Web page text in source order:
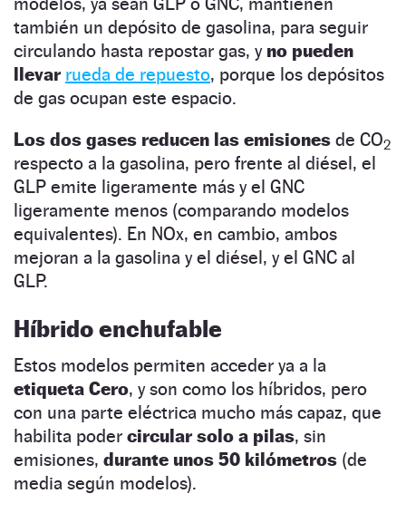
también un depósito de gasolina, para seguir
circulando hasta repostar gas, y no pueden
llevar rueda de repuesto, porque los depósitos
de gas ocupan este espacio.
Los dos gases reducen las emisiones de CO2
respecto a la gasolina, pero frente al diésel, el
GLP emite ligeramente más y el GNC
ligeramente menos (comparando modelos
equivalentes). En NOx, en cambio, ambos
mejoran a la gasolina y el diésel, y el GNC al
GLP.
Híbrido enchufable
Estos modelos permiten acceder ya a la
etiqueta Cero, y son como los híbridos, pero
con una parte eléctrica mucho más capaz, que
habilita poder circular solo a pilas, sin
emisiones, durante unos 50 kilómetros (de
media según modelos).